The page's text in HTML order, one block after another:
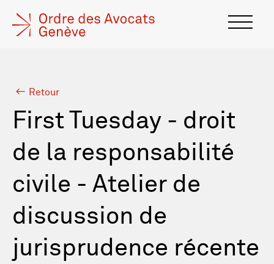
Retour
First Tuesday - droit
de la responsabilité
civile - Atelier de
discussion de
jurisprudence récente